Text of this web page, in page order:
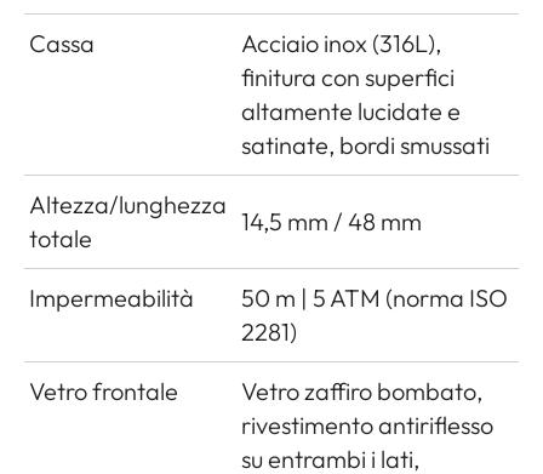
Cassa
Acciaio inox (316L),
finitura con superfici
altamente lucidate e
satinate, bordi smussati
Altezza/lunghezza
totale
14,5 mm / 48 mm
Impermeabilità
50 m | 5 ATM (norma ISO
2281)
Vetro frontale
Vetro zaffiro bombato,
rivestimento antiriflesso
su entrambi i lati,